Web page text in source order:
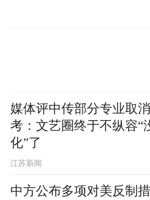
媒体评中传部分专业取
考：文艺圈终于不纵容“
化”了
江苏新闻
中方公布多项对美反制措